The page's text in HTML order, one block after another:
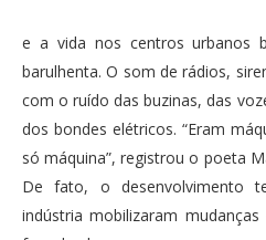
e a vida nos centros urbanos
barulhenta. O som de rádios,
com o ruído das buzinas, das
dos bondes elétricos. “Eram
só máquina”, registrou o poeta
De fato, o desenvolvimento
indústria mobilizaram